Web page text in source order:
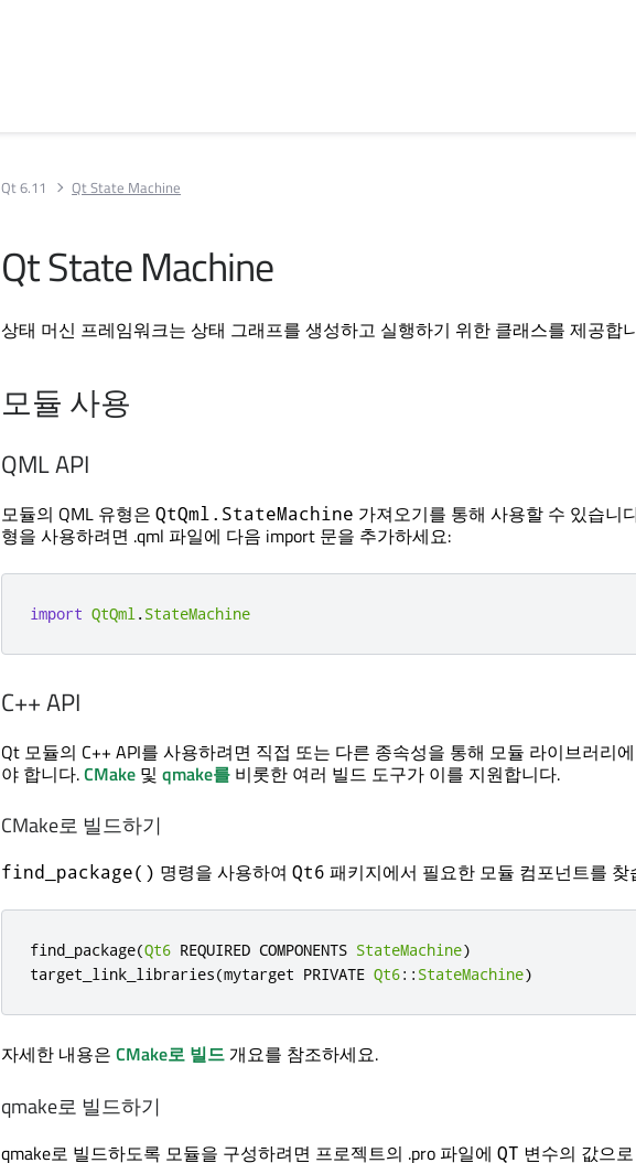
Qt 6.11 Qt State Machine
Qt State Machine
상태 머신 프레임워크는 상태 그래프를 생성하고 실행하기 위한 클래스를 제공합
모듈 사용
QML API
모듈의 QML 유형은 QtQml.StateMachine 가져오기를 통해 사용할 수 있습니
형을 사용하려면 .qml 파일에 다음 import 문을 추가하세요:
import QtQml.StateMachine
C++ API
Qt 모듈의 C++ API를 사용하려면 직접 또는 다른 종속성을 통해 모듈 라이브러리
야 합니다.CMake 및 qmake를 비롯한 여러 빌드 도구가 이를 지원합니다.
CMake로 빌드하기
find_package() 명령을 사용하여 Qt6 패키지에서 필요한 모듈 컴포넌트를 찾
find_package(Qt6 REQUIRED COMPONENTS StateMachine)
target_link_libraries(mytarget PRIVATE Qt6:: StateMachine)
자세한 내용은 CMake로 빌드개요를 참조하세요.
qmake로 빌드하기
qmake로 빌드하도록 모듈을 구성하려면 프로젝트의 .pro 파일에 QT 변수의 값으